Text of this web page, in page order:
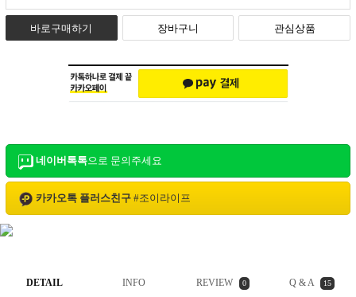
바로구매하기 장바구니 관심상품
네이버톡톡으로 문의주세요
카카오톡 플러스친구 #조이라이프
DETAIL INFO REVIEW 0 Q & A 15